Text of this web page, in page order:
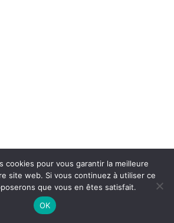
cookies pour vous garantir la meilleure
site web. Si vous continuez à utiliser ce
que vous en êtes satisfait.
OK